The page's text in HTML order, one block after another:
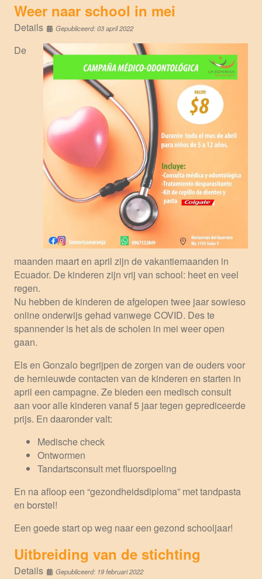
Weer naar school in mei
Details Gepubliceerd: 03 april 2022
De
maanden maart en april zijn de vakantiemaanden in
Ecuador. De kinderen zijn vrij van school: heet en veel
regen.
Nu hebben de kinderen de afgelopen twee jaar sowieso
online onderwijs gehad vanwege COVID. Des te
spannender is het als de scholen in mei weer open
gaan.
Els en Gonzalo begrijpen de zorgen van de ouders voor
de hernieuwde contacten van de kinderen en starten in
april een campagne. Ze bieden een medisch consult
aan voor alle kinderen vanaf 5 jaar tegen geprediceerde
prijs. En daaronder valt:
Medische check
Ontwormen
Tandartsconsult met fluorspoeling
En na afloop een “gezondheidsdiploma” met tandpasta
en borstel!
Een goede start op weg naar een gezond schooljaar!
Uitbreiding van de stichting
Details Gepubliceerd: 19 februari 2022